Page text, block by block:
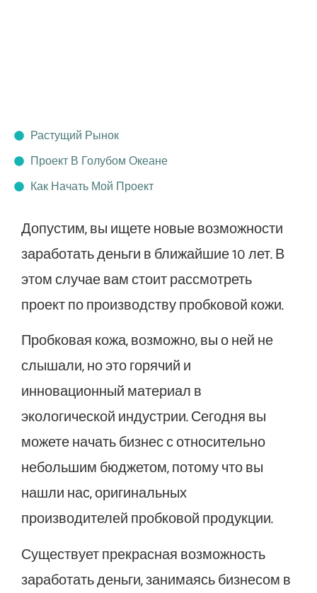
Растущий Рынок
Проект В Голубом Океане
Как Начать Мой Проект
Допустим, вы ищете новые возможности
заработать деньги в ближайшие 10 лет. В
этом случае вам стоит рассмотреть
проект по производству пробковой кожи.
Пробковая кожа, возможно, вы о ней не
слышали, но это горячий и
инновационный материал в
экологической индустрии. Сегодня вы
можете начать бизнес с относительно
небольшим бюджетом, потому что вы
нашли нас, оригинальных
производителей пробковой продукции.
Существует прекрасная возможность
заработать деньги, занимаясь бизнесом в